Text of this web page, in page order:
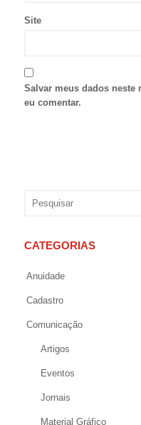
Site
Salvar meus dados neste
eu comentar.
CATEGORIAS
Anuidade
Cadastro
Comunicação
Artigos
Eventos
Jornais
Material Gráfico